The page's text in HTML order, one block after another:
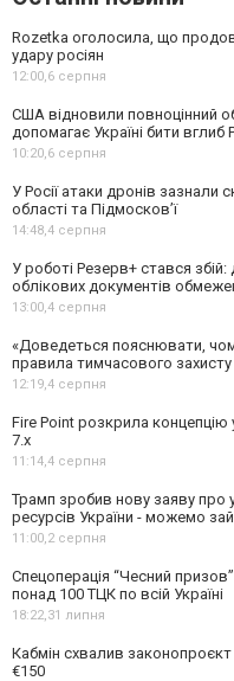
Rozetka оголосила, що
удару росіян
12:00, 6 серпня
США відновили повноцінний
допомагає Україні бити вглиб
10:20, 6 серпня
У Росії атаки дронів зазнали
області та Підмосков’ї
14:48, 4 серпня
У роботі Резерв+ стався
облікових документів
13:00, 4 серпня
«Доведеться пояснювати,
правила тимчасового захисту
12:19, 4 серпня
Fire Point розкрила концепцію
7.x
11:14, 4 серпня
Трамп зробив нову заяву про
ресурсів України - можемо
11:00, 2 серпня
Спецоперація “Чесний
понад 100 ТЦК по всій Україні
18:22, 31 липня
Кабмін схвалив
€150